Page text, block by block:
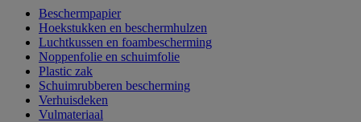
Beschermpapier
Hoekstukken en beschermhulzen
Luchtkussen en foambescherming
Noppenfolie en schuimfolie
Plastic zak
Schuimrubberen bescherming
Verhuisdeken
Vulmateriaal